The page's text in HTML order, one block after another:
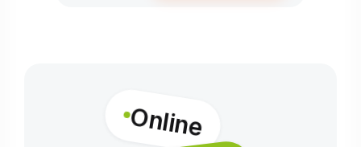
Online